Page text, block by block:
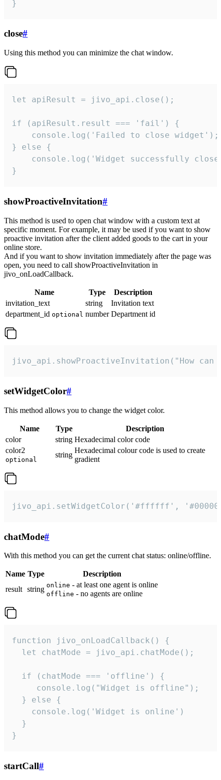
}
close#
Using this method you can minimize the chat window.
let apiResult = jivo_api.close();
if (apiResult.result === 'fail') {
    console.log('Failed to close widget');
} else {
console.log('Widget successfully
}
showProactiveInvitation#
This method is used to open chat window with a custom text at
specific moment. For example, it may be used if you want to show
proactive invitation after the client added goods to the cart in your
online store.
And if you want to show invitation immediately after the page was
open, you need to call showProactiveInvitation in
jivo_onLoadCallback.
Name Type
Description
invitation_text
string
Invitation text
department_id optional number Department id
jivo_api.showProactiveInvitation("How
setWidgetColor#
This method allows you to change the widget color.
Name Type
Description
color
string Hexadecimal color code
color2
optional
string
Hexadecimal colour code is used to create
gradient
jivo_api.setWidgetColor('#ffffff',
chatMode#
With this method you can get the current chat status: online/offline.
Name Type
Description
result string online - at least one agent is online
offline - no agents are online
function jivo_onLoadCallback() {
  let chatMode = jivo_api.chatMode();
  if (chatMode === 'offline') {
     console.log("Widget is offline");
  } else {
    console.log('Widget is online')
  }
}
startCall#